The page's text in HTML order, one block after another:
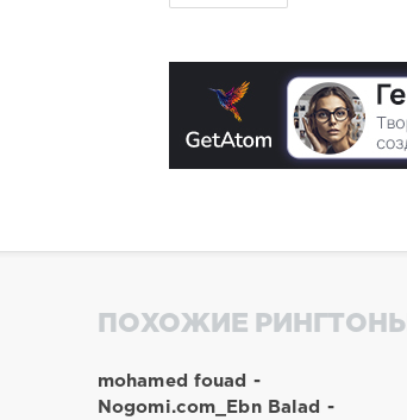
ПОХОЖИЕ РИНГТОНЫ
mohamed fouad -
Nogomi.com_Ebn Balad -